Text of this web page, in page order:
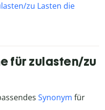
zu Lasten die
für zulasten/zu
Synonym für